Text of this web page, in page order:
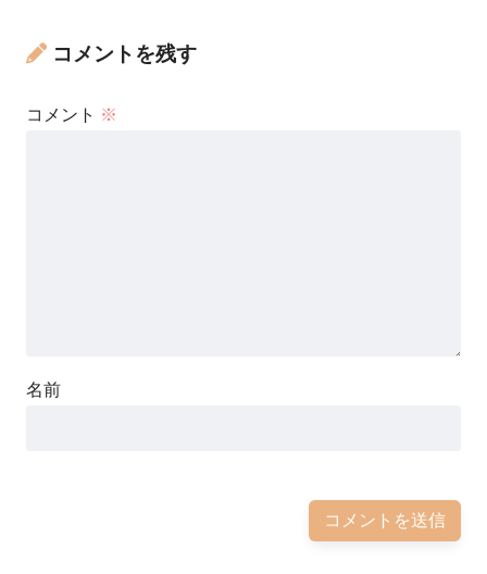
コメントを残す
コメント ※
名前